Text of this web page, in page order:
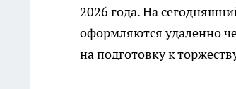
2026 года. На
оформляются удаленно
на подготовку к